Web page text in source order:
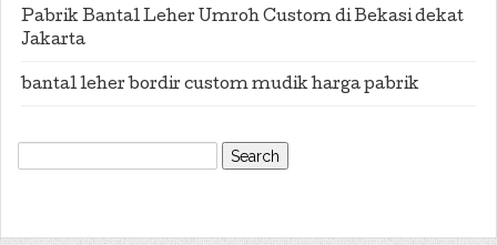
Pabrik Bantal Leher Umroh Custom di Bekasi dekat
Jakarta
bantal leher bordir custom mudik harga pabrik
Search
for: